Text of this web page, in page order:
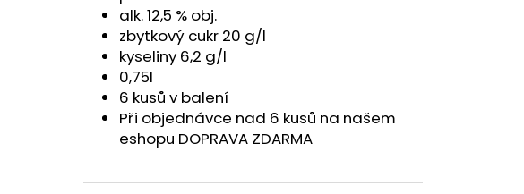
alk. 12,5 % obj.
zbytkový cukr 20 g/l
kyseliny 6,2 g/l
0,75l
6 kusů v balení
Při objednávce nad 6 kusů na našem
eshopu DOPRAVA ZDARMA
FRANKOVKA / BLAUFRÄNKISCH